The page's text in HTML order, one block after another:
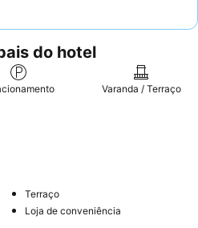
e ostrês cafés da vila
refeições deliciosas e acessíveis.
do hotel
Varanda / Terraço
Terraço
Loja de conveniência